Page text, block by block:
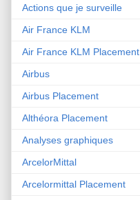
Actions que je surveille
Air France KLM
Air France KLM Placement
Airbus
Airbus Placement
Althéora Placement
Analyses graphiques
ArcelorMittal
Arcelormittal Placement